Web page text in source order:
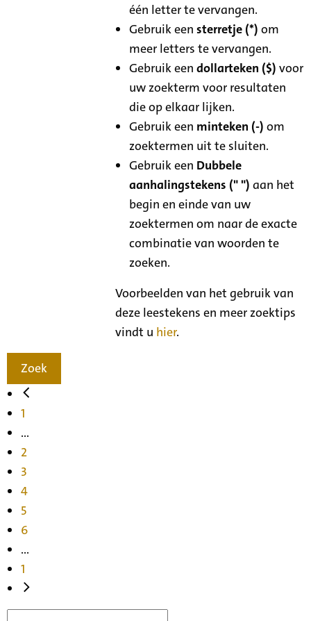
één letter te vervangen.
Gebruik eensterretje (*) om
meer letters te vervangen.
Gebruik eendollarteken ($) voor
uw zoekterm voor resultaten
die op elkaar lijken.
Gebruik een minteken (-) om
zoektermen uit te sluiten.
Gebruik een Dubbele
aanhalingstekens (" ") aan het
begin en einde van uw
zoektermen om naar de exacte
combinatie van woorden te
zoeken.
Voorbeelden van het gebruik van
deze leestekens en meer zoektips
vindt u hier.
Zoek
1
...
2
3
4
5
6
...
1